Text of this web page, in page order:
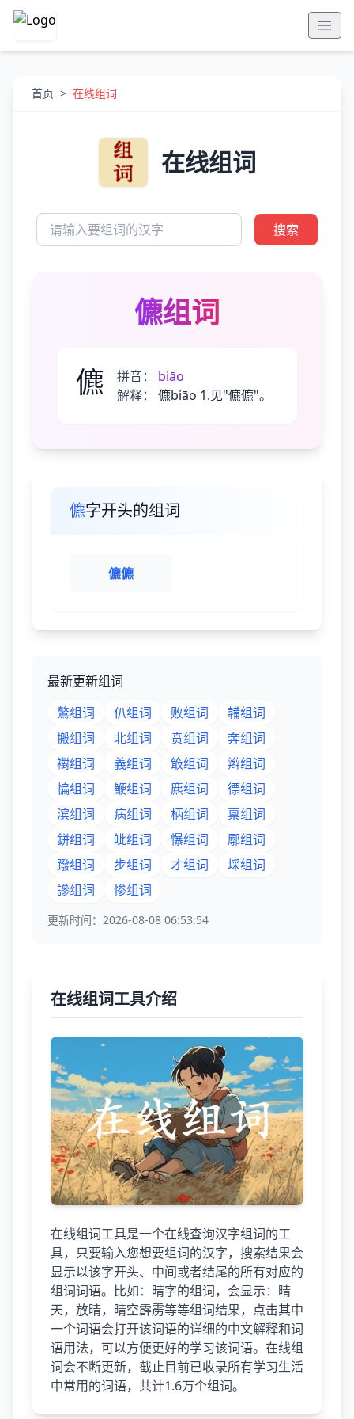
首页 > 在线组词
在线组词
搜索
儦组词
儦
拼音：
biāo
解释：
儦biāo 1.见"儦儦"。
儦字开头的组词
儦儦
最新更新组词
鷔组词
仈组词 败组词
韛组词
搬组词
北组词 贲组词
奔组词
襨组词
義组词 箃组词
辫组词
惼组词
鯾组词 麃组词
徱组词
滨组词
病组词 柄组词
禀组词
鉼组词
皉组词 懪组词
鄏组词
蹳组词
步组词 才组词
埰组词
謲组词
惨组词
更新时间：2026-08-08 06:53:54
在线组词工具介绍
在线组词工具是一个在线查询汉字组词的工
具，只要输入您想要组词的汉字，搜索结果会
显示以该字开头、中间或者结尾的所有对应的
组词词语。比如：晴字的组词，会显示：晴
天，放晴，晴空霹雳等等组词结果，点击其中
一个词语会打开该词语的详细的中文解释和词
语用法，可以方便更好的学习该词语。在线组
词会不断更新，截止目前已收录所有学习生活
中常用的词语，共计1.6万个组词。